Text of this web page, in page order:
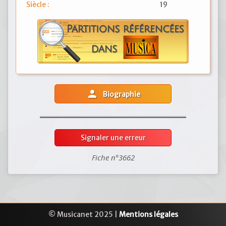
Siècle : 19
person Biographie
Signaler une erreur
Fiche n°3662
© Musicanet 2025 | Mentions légales